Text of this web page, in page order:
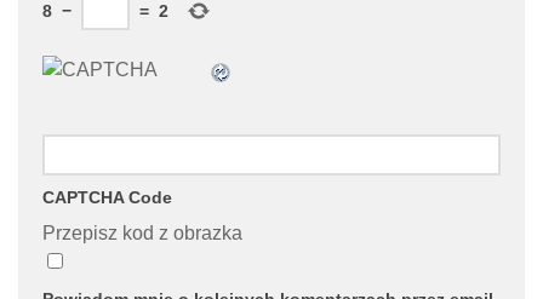
8 − = 2
CAPTCHA Code
Przepisz kod z obrazka